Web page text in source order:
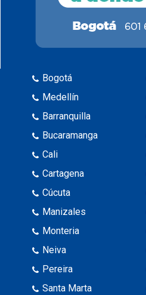
Bogotá
Medellín
Barranquilla
Bucaramanga
Cali
Cartagena
Cúcuta
Manizales
Monteria
Neiva
Pereira
Santa Marta